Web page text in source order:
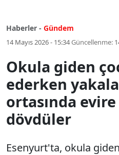
Haberler - Gündem
14 Mayıs 2026 - 15:34Güncellenme:
Okula giden
ederken
ortasında
dövdüler
Esenyurt'ta, okula